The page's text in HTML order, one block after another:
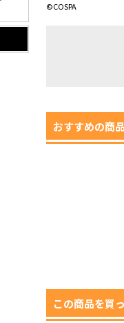
©COSPA
おすすめの商品
この商品を買